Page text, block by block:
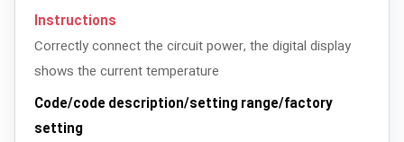
Instructions
Correctly connect the circuit power, the digital display
shows the current temperature
Code/code description/setting range/factory
setting